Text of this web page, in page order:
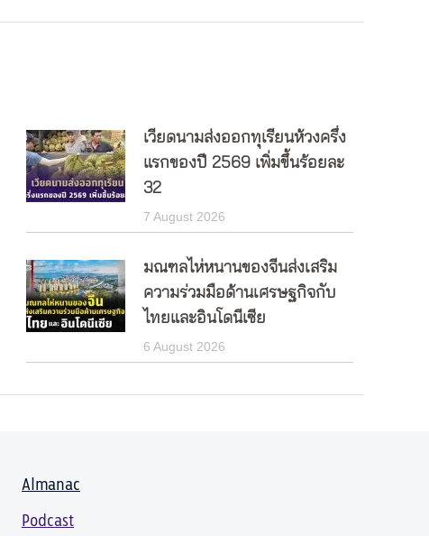
เวียดนามส่งออกทุเรียนห้วงครึ่ง
แรกของปี 2569 เพิ่มขึ้นร้อยละ
32
7 August 2026
มณฑลไห่หนานของจีนส่งเสริม
ความร่วมมือด้านเศรษฐกิจกับ
ไทยและอินโดนีเซีย
6 August 2026
Almanac
Podcast